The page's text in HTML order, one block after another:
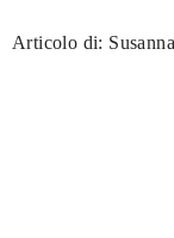
Articolo di: